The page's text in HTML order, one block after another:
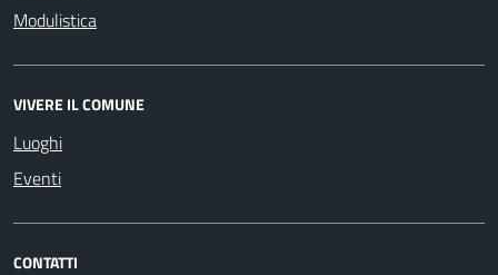
Modulistica
VIVERE IL COMUNE
Luoghi
Eventi
CONTATTI